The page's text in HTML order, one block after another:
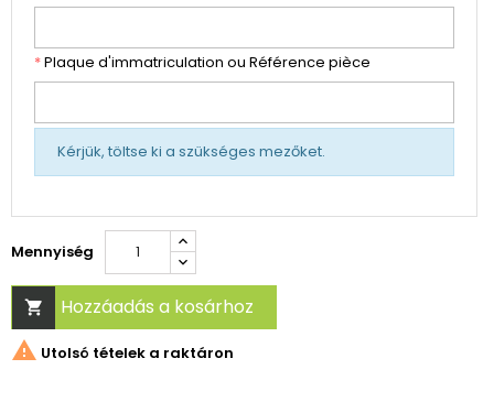
*Plaque d'immatriculation ou Référence pièce
Kérjük, töltse ki a szükséges mezőket.
Mennyiség
 Hozzáadás a kosárhoz
 Utolsó tételek a raktáron